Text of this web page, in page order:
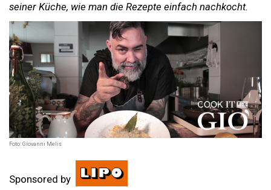
seiner Küche, wie man die Rezepte einfach nachkocht.
Foto: Giovanni Melis
Sponsored by